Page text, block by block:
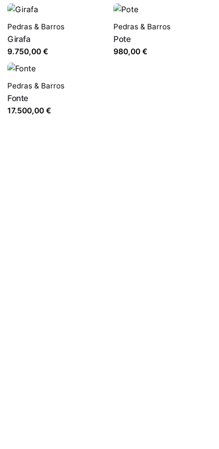
Pedras & Barros
Girafa
9.750,00 €
Pedras & Barros
Pote
980,00 €
Pedras & Barros
Fonte
17.500,00 €